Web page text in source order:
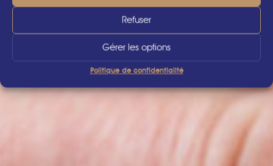
Refuser
Gérer les options
Politique de confidentialité